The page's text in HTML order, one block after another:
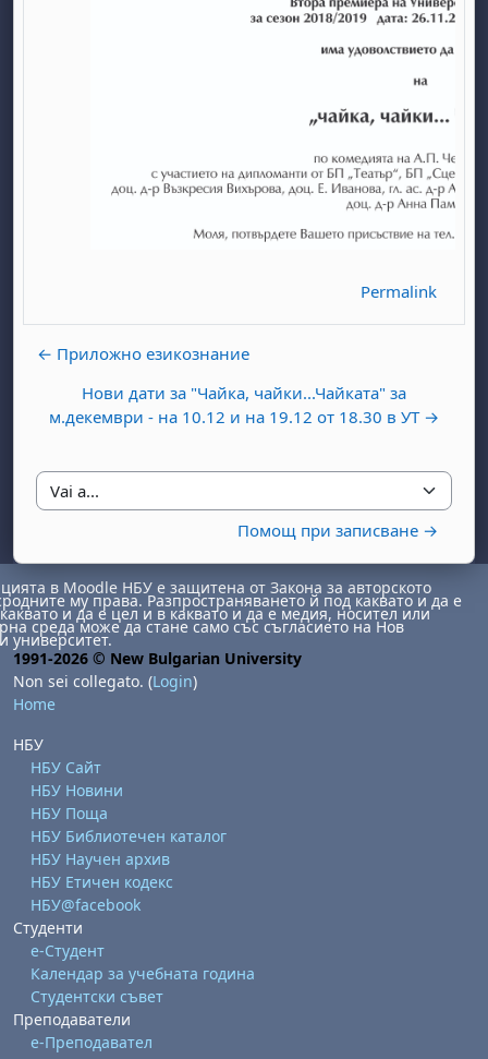
Permalink
← Приложно езикознание
Нови дати за "Чайка, чайки...Чайката" за
м.декември - на 10.12 и на 19.12 от 18.30 в УТ →
Vai a...
Помощ при записване →
7 agosto
8 agosto
domenica 9 agosto
14 agosto
15 agosto
domenica 16 agosto
21 agosto
22 agosto
domenica 23 agosto
в Moodle НБУ е защитена от Закона за авторското
му права. Разпространяването й под каквато и да е
и да е цел и в каквато и да е медия, носител или
среда може да стане само със съгласието на Нов
университет.
1991-2026 © New Bulgarian University
Non sei collegato. (Login)
Home
НБУ
НБУ Сайт
НБУ Новини
НБУ Поща
НБУ Библиотечен каталог
НБУ Научен архив
НБУ Етичен кодекс
НБУ@facebook
Студенти
е-Студент
Календар за учебната година
Студентски съвет
Преподаватели
е-Преподавател